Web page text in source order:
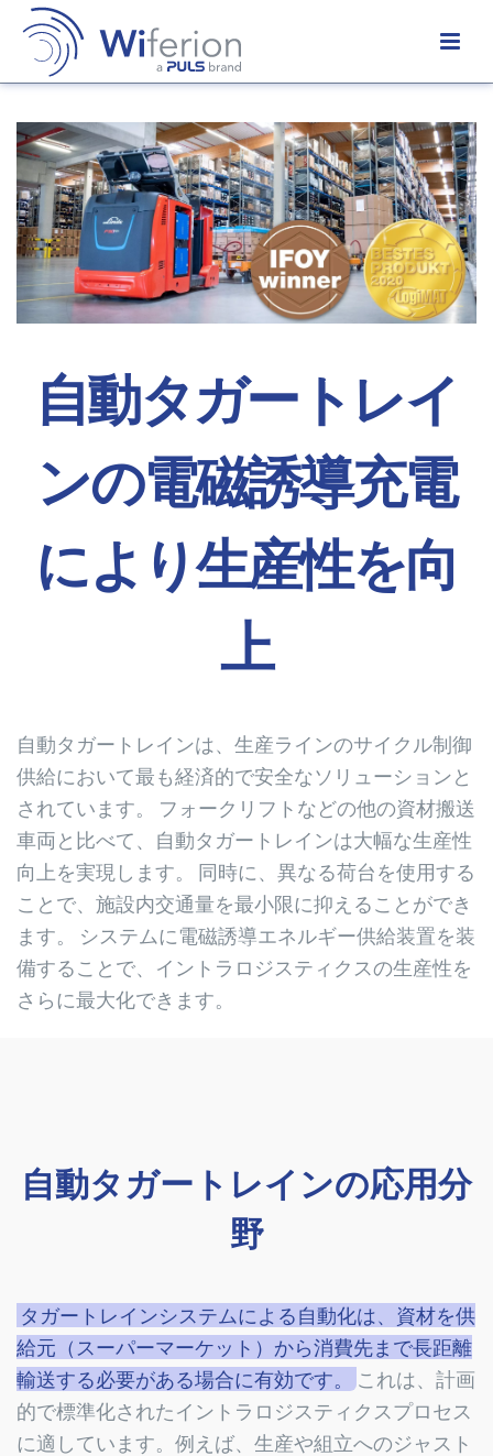
自動タガートレイ
ンの電磁誘導充電
により生産性を向
上
自動タガートレインは、生産ラインのサイクル制御
供給において最も経済的で安全なソリューションと
されています。 フォークリフトなどの他の資材搬送
車両と比べて、自動タガートレインは大幅な生産性
向上を実現します。 同時に、異なる荷台を使用する
ことで、施設内交通量を最小限に抑えることができ
ます。 システムに電磁誘導エネルギー供給装置を装
備することで、イントラロジスティクスの生産性を
さらに最大化できます。
自動タガートレインの応用分
野
タガートレインシステムによる自動化は、資材を供
給元（スーパーマーケット）から消費先まで長距離
輸送する必要がある場合に有効です。
これは、計画
的で標準化されたイントラロジスティクスプロセス
に適しています。例えば、生産や組立へのジャスト